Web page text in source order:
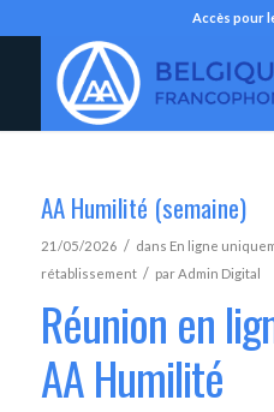
Accès pour
AA Humilité (semaine)
21/05/2026 / dans En ligne
rétablissement / parAdmin Digital
Réunion en
AA Humilité